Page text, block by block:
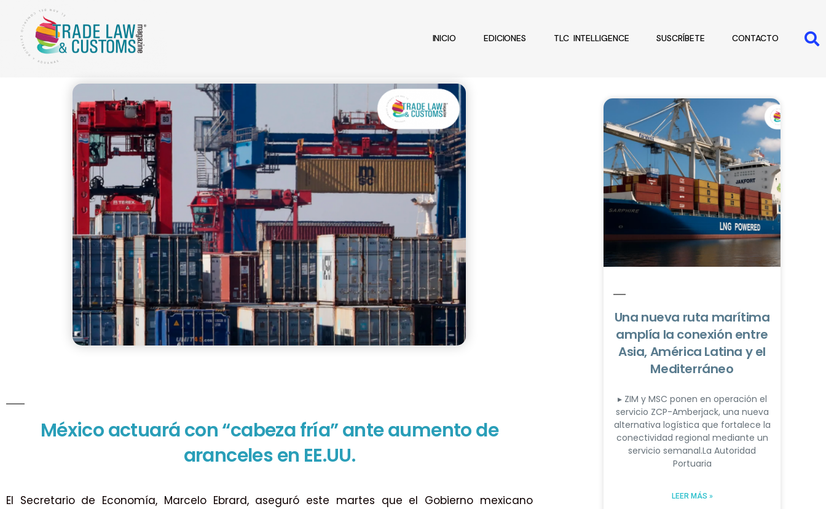
INICIO EDICIONES TLC INTELLIGENCE SUSCRÍBETE CONTACTO
México actuará con “cabeza fría” ante aumento de
aranceles en EE.UU.
El Secretario de Economía, Marcelo Ebrard, aseguró este martes que el Gobierno mexicano
Una nueva ruta marítima
amplía la conexión entre
Asia, América Latina y el
Mediterráneo
▸ ZIM y MSC ponen en operación el
servicio ZCP-Amberjack, una nueva
alternativa logística que fortalece la
conectividad regional mediante un
servicio semanal.La Autoridad
Portuaria
LEER MÁS »